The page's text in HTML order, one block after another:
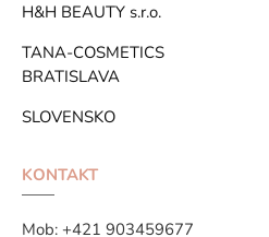
H&H BEAUTY s.r.o.
TANA-COSMETICS
BRATISLAVA
SLOVENSKO
KONTAKT
Mob: +421 903459677